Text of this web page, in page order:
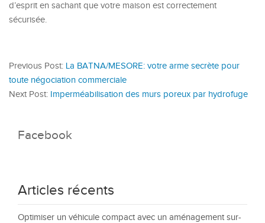
d’esprit en sachant que votre maison est correctement
sécurisée.
Previous Post: La BATNA/MESORE: votre arme secrète pour
toute négociation commerciale
Next Post: Imperméabilisation des murs poreux par hydrofuge
Facebook
Articles récents
Optimiser un véhicule compact avec un aménagement sur-